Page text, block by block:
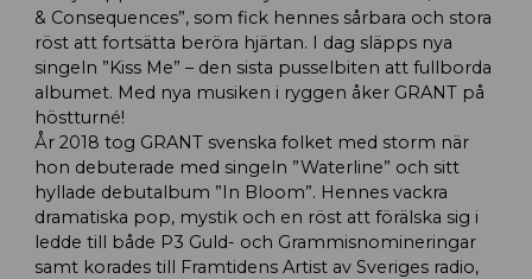
& Consequences”, som fick hennes sårbara och stora
röst att fortsätta beröra hjärtan. I dag släpps nya
singeln ”Kiss Me” – den sista pusselbiten att fullborda
albumet. Med nya musiken i ryggen åker GRANT på
höstturné!
År 2018 tog GRANT svenska folket med storm när
hon debuterade med singeln ”Waterline” och sitt
hyllade debutalbum ”In Bloom”. Hennes vackra
dramatiska pop, mystik och en röst att förälska sig i
ledde till både P3 Guld- och Grammisnomineringar
samt korades till Framtidens Artist av Sveriges radio,